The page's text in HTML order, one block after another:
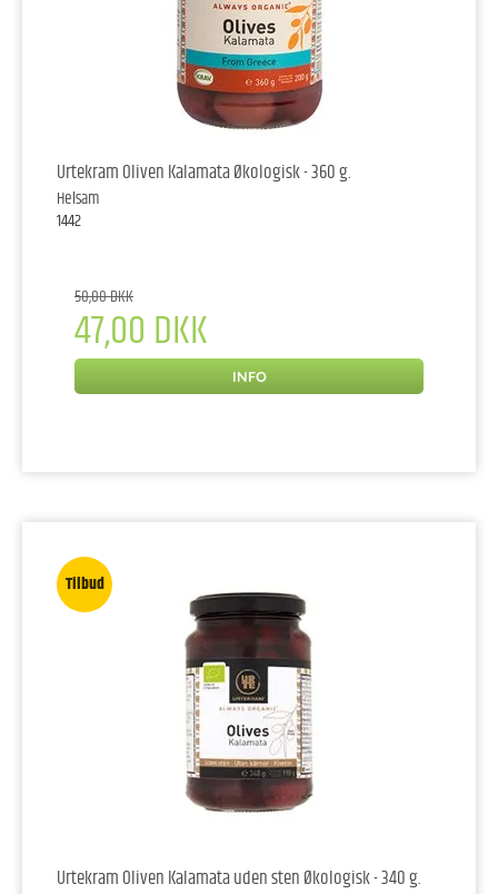
Urtekram Oliven Kalamata Økologisk - 360 g.
Helsam
1442
50,00 DKK
47,00 DKK
INFO
Tilbud
Urtekram Oliven Kalamata uden sten Økologisk - 340 g.